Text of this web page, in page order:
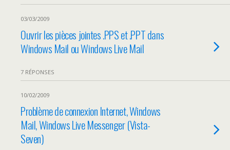
03/03/2009
Ouvrir les pièces jointes .PPS et .PPT dans
Windows Mail ou Windows Live Mail
7 RÉPONSES
10/02/2009
Problème de connexion Internet, Windows
Mail, Windows Live Messenger (Vista-
Seven)